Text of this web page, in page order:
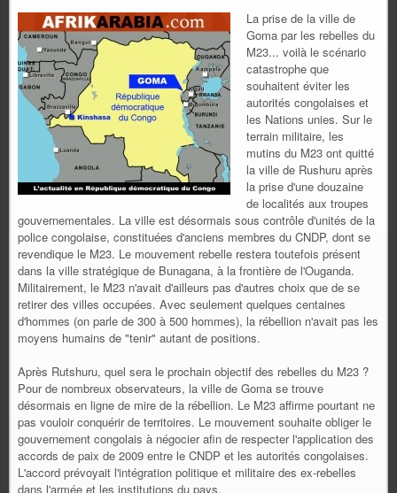
La prise de la ville de
Goma par les rebelles du
M23... voilà le scénario
catastrophe que
souhaitent éviter les
autorités congolaises et
les Nations unies. Sur le
terrain militaire, les
mutins du M23 ont quitté
la ville de Rushuru après
la prise d'une douzaine
de localités aux troupes
gouvernementales. La ville est désormais sous contrôle d'unités de la
police congolaise, constituées d'anciens membres du CNDP, dont se
revendique le M23. Le mouvement rebelle restera toutefois présent
dans la ville stratégique de Bunagana, à la frontière de l'Ouganda.
Militairement, le M23 n'avait d'ailleurs pas d'autres choix que de se
retirer des villes occupées. Avec seulement quelques centaines
d'hommes (on parle de 300 à 500 hommes), la rébellion n'avait pas les
moyens humains de "tenir" autant de positions.
Après Rutshuru, quel sera le prochain objectif des rebelles du M23 ?
Pour de nombreux observateurs, la ville de Goma se trouve
désormais en ligne de mire de la rébellion. Le M23 affirme pourtant ne
pas vouloir conquérir de territoires. Le mouvement souhaite obliger le
gouvernement congolais à négocier afin de respecter l'application des
accords de paix de 2009 entre le CNDP et les autorités congolaises.
L'accord prévoyait l'intégration politique et militaire des ex-rebelles
dans l'armée et les institutions du pays.